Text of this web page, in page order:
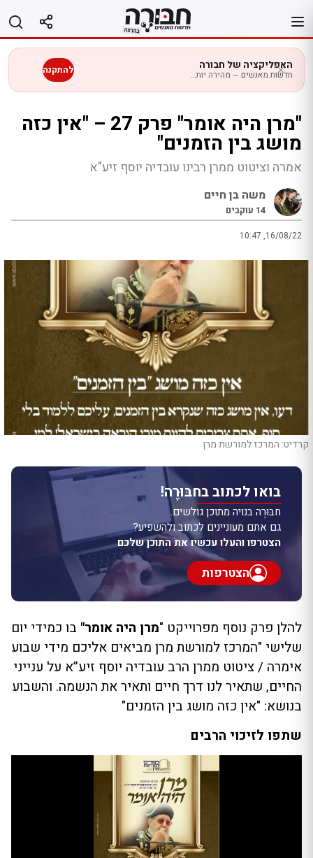
לתוכן
האפליקציה של חבורה
חדשות מאנשים — מהירה יותר בנייד להתקנה
"מרן היה אומר" פרק 27 – "אין כזה
מושג בין הזמנים"
אמרה וציטוט ממרן רבינו עובדיה יוסף זיע"א
משה בן חיים
14 עוקבים
10:47 ,16/08/22
קרדיט: המרכז למורשת מרן
בואו לכתוב בחבּוּרֶה!
חבּוּרֶה בנויה מתוכן גולשים.
גם אתם מעוניינים לכתוב ולהשפיע?
הצטרפו והעלו עכשיו את התוכן שלכם
הצטרפות
להלן פרק נוסף מפרוייקט "מרן היה אומר" בו כמידי יום
שלישי "המרכז למורשת מרן מביאים אליכם מידי שבוע
אימרה / ציטוט ממרן הרב עובדיה יוסף זיע”א על ענייני
החיים, שתאיר לנו דרך חיים ותאיר את הנשמה. והשבוע
בנושא: "אין כזה מושג בין הזמנים"
שתפו לזיכוי הרבים